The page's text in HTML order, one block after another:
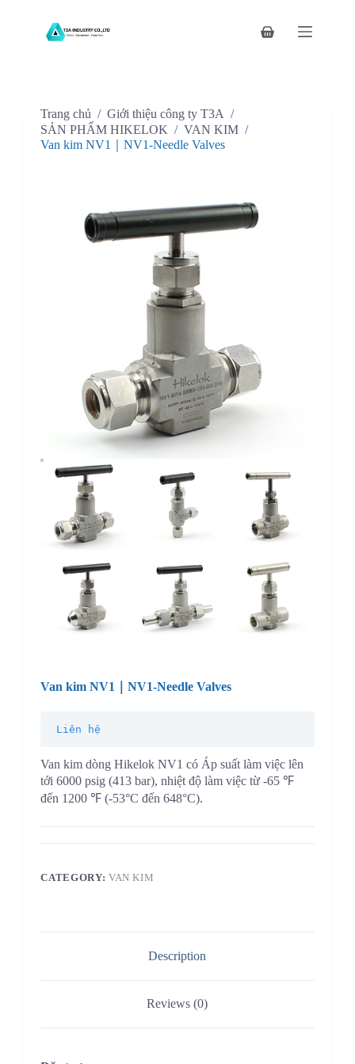
Giỏ
Trang chủ / Giới thiệu công ty T3A
/
SẢN PHẨM HIKELOK / VAN KIM /
Van kim NV1｜NV1-Needle Valves
Van kim NV1｜NV1-Needle Valves
Liên hệ
Van kim dòng Hikelok NV1 có Áp suất làm việc lên
tới 6000 psig (413 bar), nhiệt độ làm việc từ -65 ℉
đến 1200 ℉ (-53°C đến 648°C).
CATEGORY: VAN KIM
Description
Reviews (0)